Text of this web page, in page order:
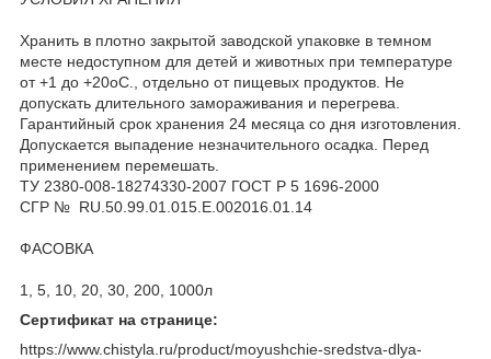
Хранить в плотно закрытой заводской упаковке в темном
месте недоступном для детей и животных при температуре
от +1 до +20оС., отдельно от пищевых продуктов. Не
допускать длительного замораживания и перегрева.
Гарантийный срок хранения 24 месяца со дня изготовления.
Допускается выпадение незначительного осадка. Перед
применением перемешать.
ТУ 2380-008-18274330-2007 ГОСТ Р 5 1696-2000
СГР № RU.50.99.01.015.E.002016.01.14
ФАСОВКА
1, 5, 10, 20, 30, 200, 1000л
Сертификат на странице:
https://www.chistyla.ru/product/moyushchie-sredstva-dlya-